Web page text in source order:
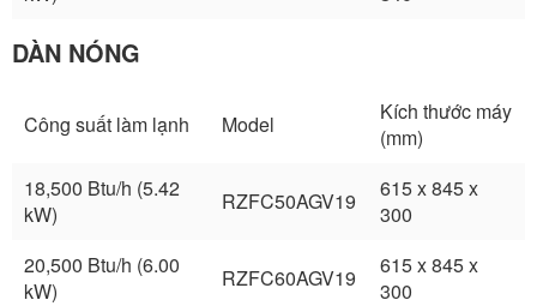
DÀN NÓNG
Công suất làm lạnh Model
Kích thước máy
(mm)
18,500 Btu/h (5.42
kW)
RZFC50AGV19
615 x 845 x
300
20,500 Btu/h (6.00
kW)
RZFC60AGV19
615 x 845 x
300